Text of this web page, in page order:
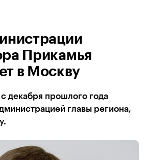
Прикамья
в Москву
декабря прошлого года
главы региона,